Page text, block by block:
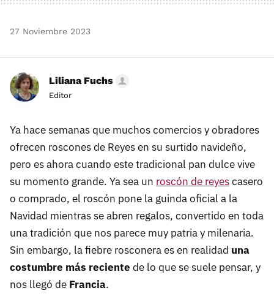
27 Noviembre 2023
Liliana Fuchs
Editor
Ya hace semanas que muchos comercios y obradores
ofrecen roscones de Reyes en su surtido navideño,
pero es ahora cuando este tradicional pan dulce vive
su momento grande. Ya sea un roscón de reyescasero
o comprado, el roscón pone la guinda oficial a la
Navidad mientras se abren regalos, convertido en toda
una tradición que nos parece muy patria y milenaria.
Sin embargo, la fiebre rosconera es en realidad una
costumbre más reciente de lo que se suele pensar, y
nos llegó de Francia.